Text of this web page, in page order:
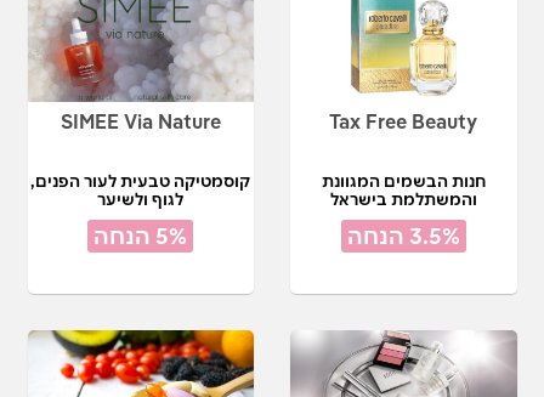
Tax Free Beauty
חנות הבשמים המגוונת
והמשתלמת בישראל
3.5% הנחה
SIMEE Via Nature
קוסמטיקה טבעית לעור הפנים,
לגוף ולשיער
5% הנחה